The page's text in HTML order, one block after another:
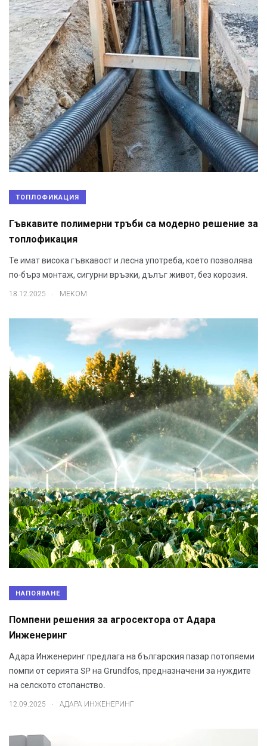
ТОПЛОФИКАЦИЯ
Гъвкавите полимерни тръби са модерно решение за
топлофикация
Те имат висока гъвкавост и лесна употреба, което позволява
по-бърз монтаж, сигурни връзки, дълъг живот, без корозия.
18.12.2025 . МЕКОМ
НАПОЯВАНЕ
Помпени решения за агросектора от Адара
Инженеринг
Адара Инженеринг предлага на българския пазар потопяеми
помпи от серията SP на Grundfos, предназначени за нуждите
на селското стопанство.
12.09.2025 . АДАРА ИНЖЕНЕРИНГ